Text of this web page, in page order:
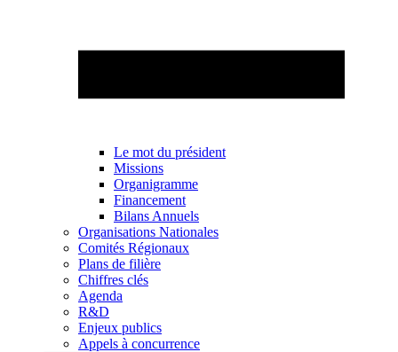
Le mot du président
Missions
Organigramme
Financement
Bilans Annuels
Organisations Nationales
Comités Régionaux
Plans de filière
Chiffres clés
Agenda
R&D
Enjeux publics
Appels à concurrence